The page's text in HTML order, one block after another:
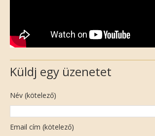
Küldj egy üzenetet
Név (kötelező)
Email cím (kötelező)